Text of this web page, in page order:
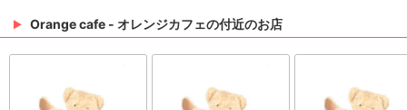
Orange cafe - オレンジカフェの付近のお店